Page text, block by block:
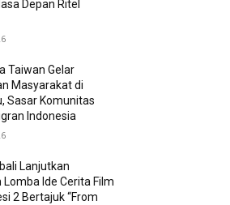
Depan Ritel
Taiwan Gelar
Masyarakat di
Sasar Komunitas
Indonesia
Lanjutkan
Lomba Ide Cerita Film
2 Bertajuk “From